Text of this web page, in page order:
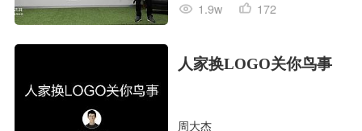
1.9w
172
人家换LOGO关你鸟事
周大杰